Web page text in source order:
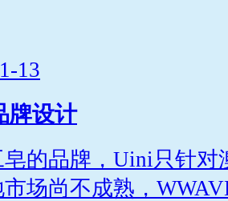
13
牌设计
的品牌，Uini只针对
场尚不成熟，